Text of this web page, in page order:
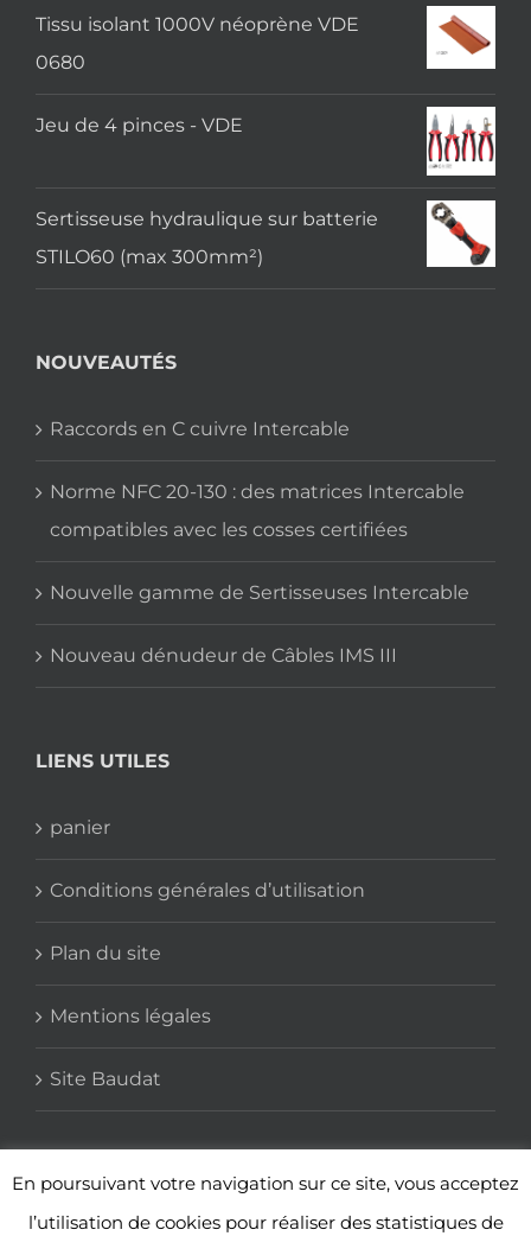
Tissu isolant 1000V néoprène VDE
0680
Jeu de 4 pinces - VDE
Sertisseuse hydraulique sur batterie
STILO60 (max 300mm²)
NOUVEAUTÉS
Raccords en C cuivre Intercable
Norme NFC 20-130 : des matrices Intercable
compatibles avec les cosses certifiées
Nouvelle gamme de Sertisseuses Intercable
Nouveau dénudeur de Câbles IMS III
LIENS UTILES
panier
Conditions générales d’utilisation
Plan du site
Mentions légales
Site Baudat
En poursuivant votre navigation sur ce site, vous acceptez
l’utilisation de cookies pour réaliser des statistiques de